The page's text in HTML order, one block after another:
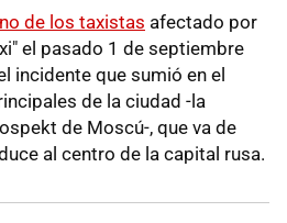
de los taxistas afectado por
el pasado 1 de septiembre
incidente que sumió en el
de la ciudad -la
de Moscú-, que va de
al centro de la capital rusa.